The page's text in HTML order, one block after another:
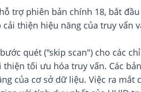
trợ phiên bản chính 18, bắt
thiện hiệu năng của truy vấn
quét ("skip scan") cho các
thiện tối ưu hóa truy vấn. Các
của cơ sở dữ liệu. Việc ra mắt